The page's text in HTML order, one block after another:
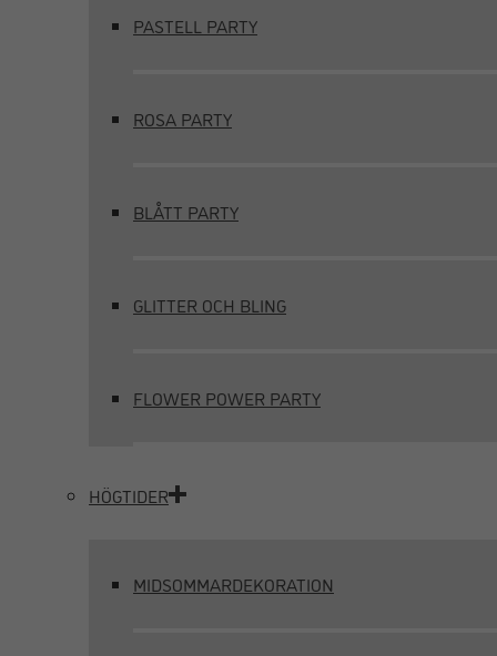
PASTELL PARTY
ROSA PARTY
BLÅTT PARTY
GLITTER OCH BLING
FLOWER POWER PARTY
HÖGTIDER
MIDSOMMARDEKORATION